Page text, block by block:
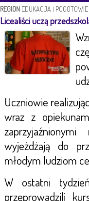
REGION EDUKACJA |
Licealiści uczą
Uczniowie
wraz z
wyjeżdżają do
młodym ludziom
W ostatni
przeprowadzili